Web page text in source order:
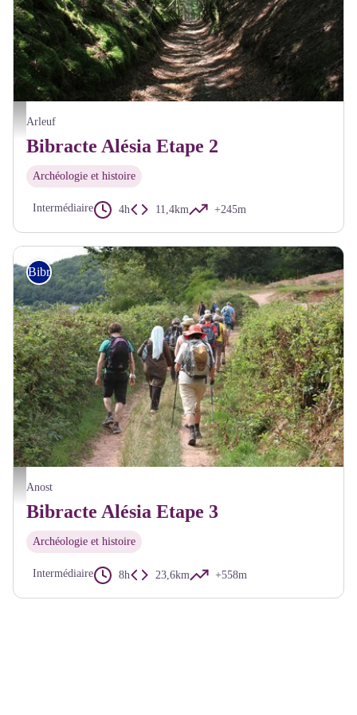
Chemin antique Bibracte Alésia - A Millot Pnr Morvan
Arleuf
Bibracte Alésia Etape 2
Archéologie et histoire
Intermédiaire 4h 11,4km +245m
Randonnée Bibracte Alésia - A Millot Pnr Morvan
Bibracte Alésia
Anost
Bibracte Alésia Etape 3
Archéologie et histoire
Intermédiaire 8h 23,6km +558m